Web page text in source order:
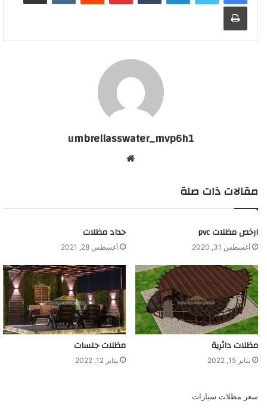
طباعة
umbrellasswater_mvp6h1
مقالات ذات صلة
ارخص مظلات pvc
أغسطس 31, 2020
حداد مظلات
أغسطس 28, 2021
مظلات دائرية
يناير 15, 2022
مظلات جلسات
يناير 12, 2022
سعر مظلات سيارات